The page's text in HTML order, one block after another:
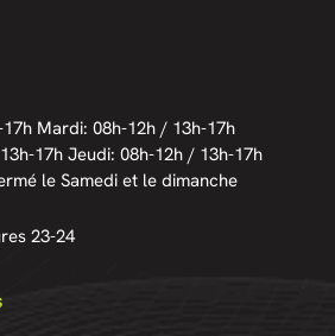
Mardi: 08h-12h / 13h-17h
17h Jeudi: 08h-12h / 13h-17h
le Samedi et le dimanche
23-24